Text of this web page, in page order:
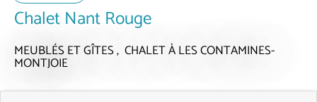
Chalet Nant Rouge
MEUBLÉS ET GÎTES , CHALETÀ LES CONTAMINES-
MONTJOIE